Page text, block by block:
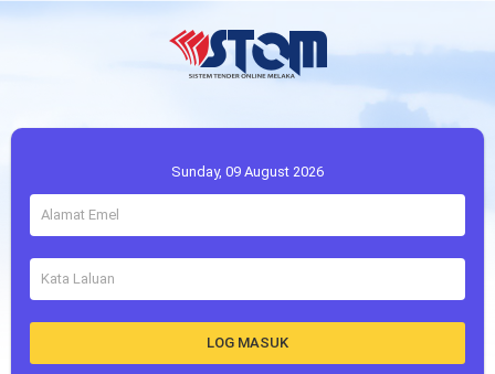
Sunday, 09 August 2026
LOG MASUK